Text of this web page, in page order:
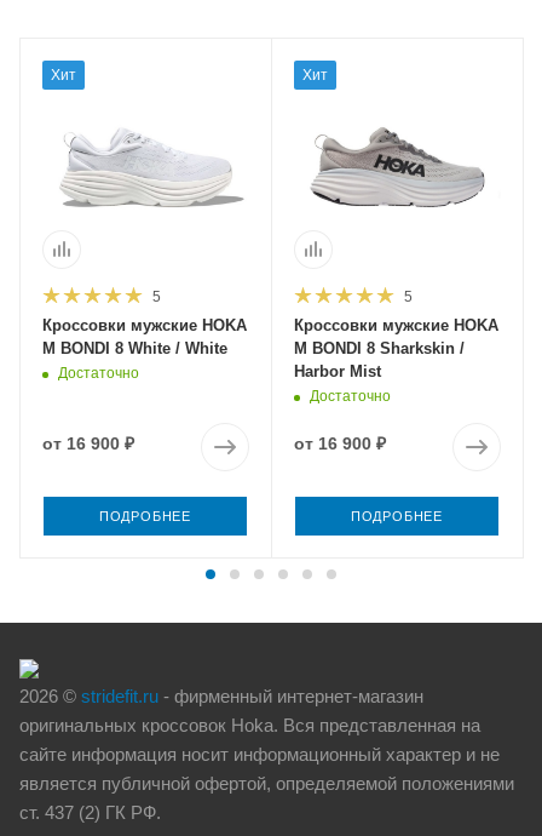
Хит
5
Кроссовки мужские HOKA
M BONDI 8 White / White
Достаточно
от 16 900 ₽
ПОДРОБНЕЕ
Хит
5
Кроссовки мужские HOKA
M BONDI 8 Sharkskin /
Harbor Mist
Достаточно
от 16 900 ₽
ПОДРОБНЕЕ
2026 © stridefit.ru - фирменный интернет-магазин
оригинальных кроссовок Hoka. Вся представленная на
сайте информация носит информационный характер и не
является публичной офертой, определяемой положениями
ст. 437 (2) ГК РФ.